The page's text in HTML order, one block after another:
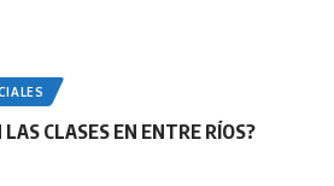
CLASES EN ENTRE RÍOS?